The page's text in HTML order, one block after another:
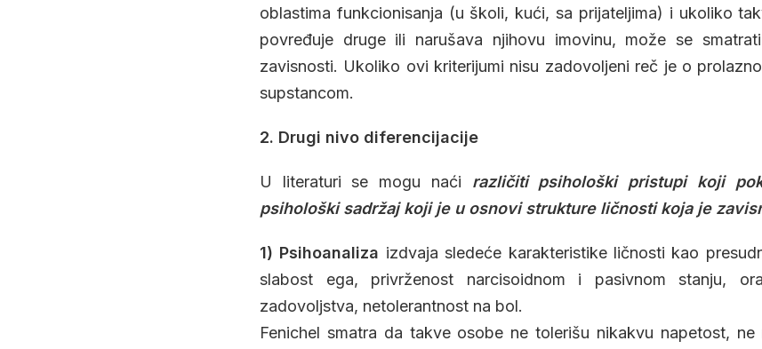
oblastima funkcionisanja (u školi, kući, sa prijateljima) i ukoliko
povređuje druge ili narušava njihovu imovinu, može se
zavisnosti. Ukoliko ovi kriterijumi nisu zadovoljeni reč je o
supstancom.
2. Drugi nivo diferencijacije
U literaturi se mogu naći različiti psihološki pristupi koji
psihološki sadržaj koji je u osnovi strukture ličnosti koja je
1) Psihoanaliza izdvaja sledeće karakteristike ličnosti kao
slabost ega, privrženost narcisoidnom i pasivnom stanju,
zadovoljstva, netolerantnost na bol.
Fenichel smatra da takve osobe ne tolerišu nikakvu napetost,